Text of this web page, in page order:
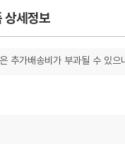
상세정보
추가배송비가 부과될 수 있